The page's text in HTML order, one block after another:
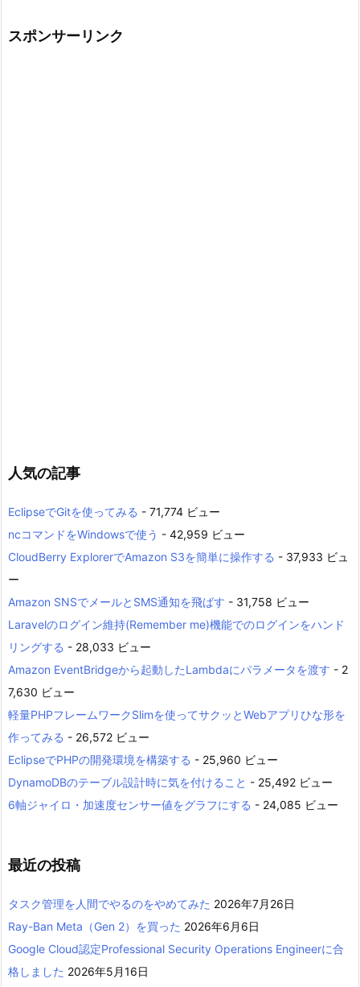
スポンサーリンク
人気の記事
EclipseでGitを使ってみる - 71,774 ビュー
ncコマンドをWindowsで使う - 42,959 ビュー
CloudBerry ExplorerでAmazon S3を簡単に操作する - 37,933 ビュ
ー
Amazon SNSでメールとSMS通知を飛ばす - 31,758 ビュー
Laravelのログイン維持(Remember me)機能でのログインをハンド
リングする - 28,033 ビュー
Amazon EventBridgeから起動したLambdaにパラメータを渡す - 2
7,630 ビュー
軽量PHPフレームワークSlimを使ってサクッとWebアプリひな形を
作ってみる - 26,572 ビュー
EclipseでPHPの開発環境を構築する - 25,960 ビュー
DynamoDBのテーブル設計時に気を付けること - 25,492 ビュー
6軸ジャイロ・加速度センサー値をグラフにする - 24,085 ビュー
最近の投稿
タスク管理を人間でやるのをやめてみた 2026年7月26日
Ray-Ban Meta（Gen 2）を買った 2026年6月6日
Google Cloud認定Professional Security Operations Engineerに合
格しました 2026年5月16日